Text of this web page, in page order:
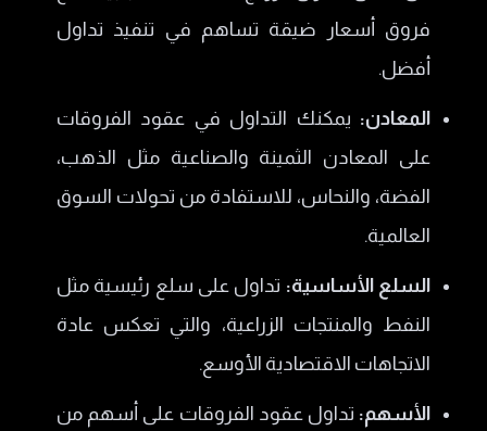
فروق أسعار ضيقة تساهم في تنفيذ تداول
أفضل.
المعادن: يمكنك التداول في عقود الفروقات
على المعادن الثمينة والصناعية مثل الذهب،
الفضة، والنحاس، للاستفادة من تحولات السوق
العالمية.
السلع الأساسية: تداول على سلع رئيسية مثل
النفط والمنتجات الزراعية، والتي تعكس عادة
الاتجاهات الاقتصادية الأوسع.
الأسهم: تداول عقود الفروقات على أسهم من